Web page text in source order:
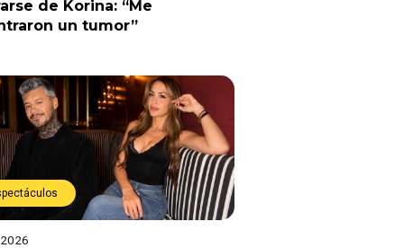
de Korina: “Me
un tumor”